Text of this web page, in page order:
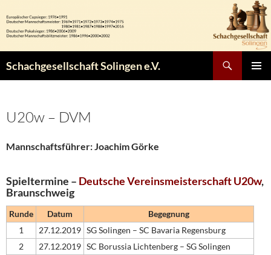
Inhalt
springen
Schachgesellschaft Solingen e.V.
U20w – DVM
Mannschaftsführer: Joachim Görke
Spieltermine – Deutsche Vereinsmeisterschaft U20w,
Braunschweig
Runde Datum
Begegnung
1
27.12.2019 SG Solingen – SC Bavaria Regensburg
2
27.12.2019 SC Borussia Lichtenberg – SG Solingen